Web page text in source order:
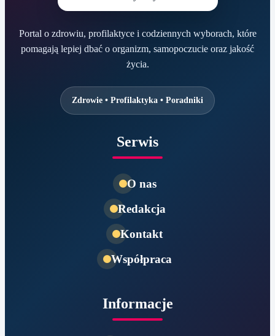
Portal o zdrowiu, profilaktyce i codziennych wyborach, które
pomagają lepiej dbać o organizm, samopoczucie oraz jakość
życia.
Zdrowie • Profilaktyka • Poradniki
Serwis
O nas
Redakcja
Kontakt
Współpraca
Informacje